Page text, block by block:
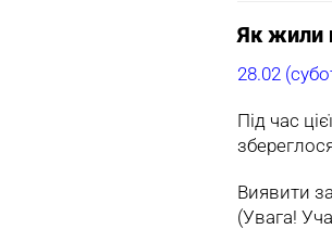
Як жили
28.02
Під час
Виявити
(Увага!